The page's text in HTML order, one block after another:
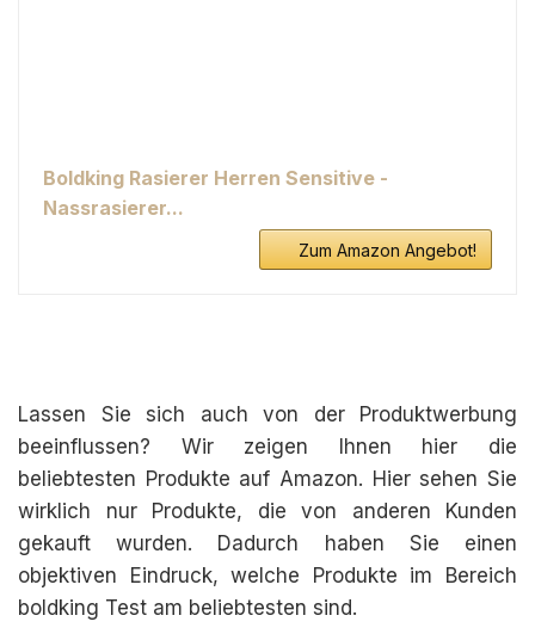
Boldking Rasierer Herren Sensitive -
Nassrasierer...
Zum Amazon Angebot!
Lassen Sie sich auch von der Produktwerbung
beeinflussen? Wir zeigen Ihnen hier die
beliebtesten Produkte auf Amazon. Hier sehen Sie
wirklich nur Produkte, die von anderen Kunden
gekauft wurden. Dadurch haben Sie einen
objektiven Eindruck, welche Produkte im Bereich
boldking Test am beliebtesten sind.